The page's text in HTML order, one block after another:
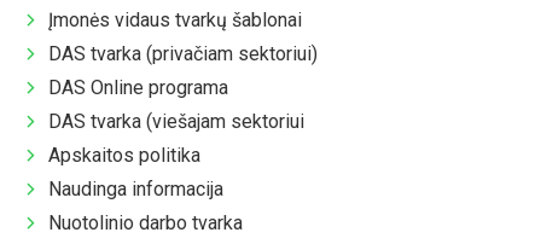
Įmonės vidaus tvarkų šablonai
DAS tvarka (privačiam sektoriui)
DAS Online programa
DAS tvarka (viešajam sektoriui
Apskaitos politika
Naudinga informacija
Nuotolinio darbo tvarka